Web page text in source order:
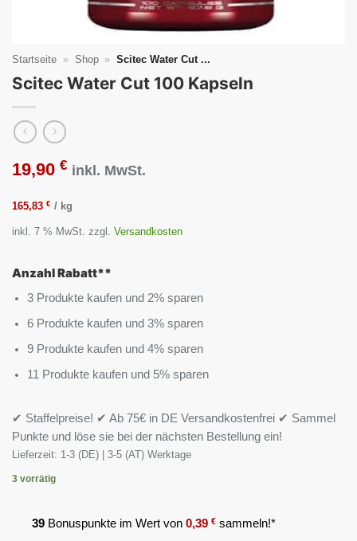
Startseite » Shop » Scitec Water Cut ...
Scitec Water Cut 100 Kapseln
19,90 € inkl. MwSt.
165,83 € / kg
inkl. 7 % MwSt. zzgl. Versandkosten
Anzahl Rabatt**
3 Produkte kaufen und 2% sparen
6 Produkte kaufen und 3% sparen
9 Produkte kaufen und 4% sparen
11 Produkte kaufen und 5% sparen
✔ Staffelpreise! ✔ Ab 75€ in DE Versandkostenfrei ✔ Sammel
Punkte und löse sie bei der nächsten Bestellung ein!
Lieferzeit: 1-3 (DE) | 3-5 (AT) Werktage
3 vorrätig
39 Bonuspunkte im Wert von 0,39 € sammeln!*